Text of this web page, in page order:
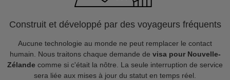
Construit et développé par des voyageurs fréquents
Aucune technologie au monde ne peut remplacer le contact
humain. Nous traitons chaque demande de visa pour Nouvelle-
Zélande comme si c'était la nôtre. La seule interruption de service
sera liée aux mises à jour du statut en temps réel.